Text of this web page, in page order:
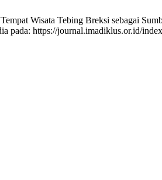
Wisata Tebing Breksi sebagai
pada: https://journal.imadiklus.or.id/